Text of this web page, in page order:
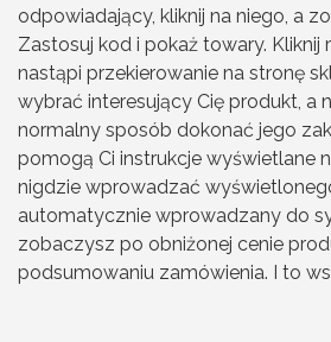
odpowiadający, kliknij na niego, a
Zastosuj kod i pokaż towary. Kliknij
nastąpi przekierowanie na stronę
wybrać interesujący Cię produkt, a
normalny sposób dokonać jego
pomogą Ci instrukcje wyświetlane
nigdzie wprowadzać
automatycznie wprowadzany do
zobaczysz po obniżonej cenie
podsumowaniu zamówienia. I to